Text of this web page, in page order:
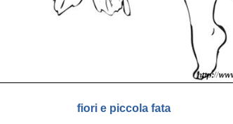
fiori e piccola fata